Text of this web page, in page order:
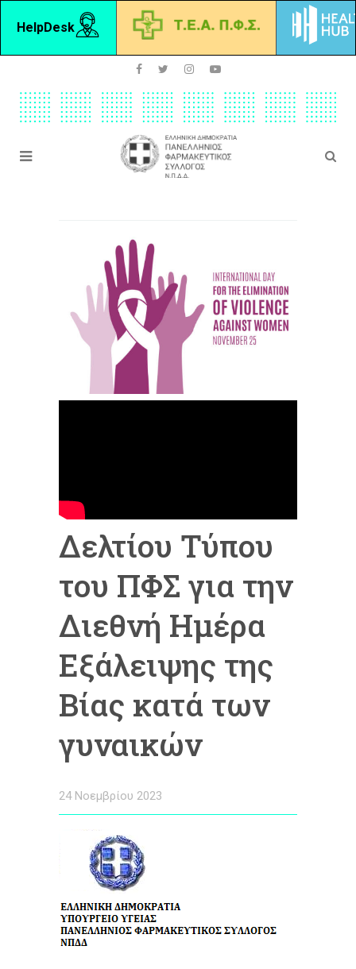
HelpDesk
Δελτίου Τύπου
του ΠΦΣ για την
Διεθνή Ημέρα
Εξάλειψης της
Βίας κατά των
γυναικών
24 Νοεμβρίου 2023